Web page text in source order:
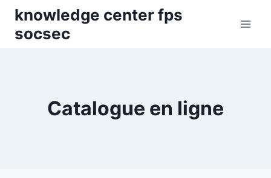
Skip
content
knowledge center fps
socsec
Catalogue en ligne